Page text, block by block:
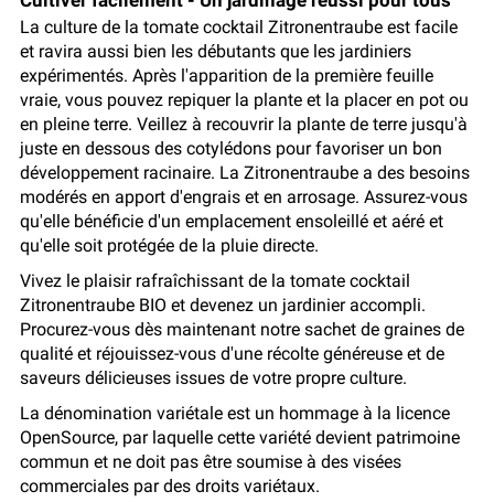
La culture de la tomate cocktail Zitronentraube est facile
et ravira aussi bien les débutants que les jardiniers
expérimentés. Après l'apparition de la première feuille
vraie, vous pouvez repiquer la plante et la placer en pot ou
en pleine terre. Veillez à recouvrir la plante de terre jusqu'à
juste en dessous des cotylédons pour favoriser un bon
développement racinaire. La Zitronentraube a des besoins
modérés en apport d'engrais et en arrosage. Assurez-vous
qu'elle bénéficie d'un emplacement ensoleillé et aéré et
qu'elle soit protégée de la pluie directe.
Vivez le plaisir rafraîchissant de la tomate cocktail
Zitronentraube BIO et devenez un jardinier accompli.
Procurez-vous dès maintenant notre sachet de graines de
qualité et réjouissez-vous d'une récolte généreuse et de
saveurs délicieuses issues de votre propre culture.
La dénomination variétale est un hommage à la licence
OpenSource, par laquelle cette variété devient patrimoine
commun et ne doit pas être soumise à des visées
commerciales par des droits variétaux.